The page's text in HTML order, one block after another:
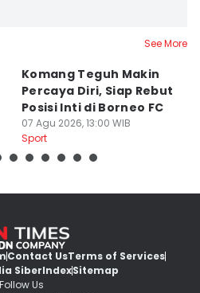
See More
Komang Teguh Makin
Percaya Diri, Siap Rebut
Posisi Inti di Borneo FC
07 Agu 2026, 13:00 WIB
Sport
Contact UsTerms of Services
SiberIndexSitemap
Follow Us